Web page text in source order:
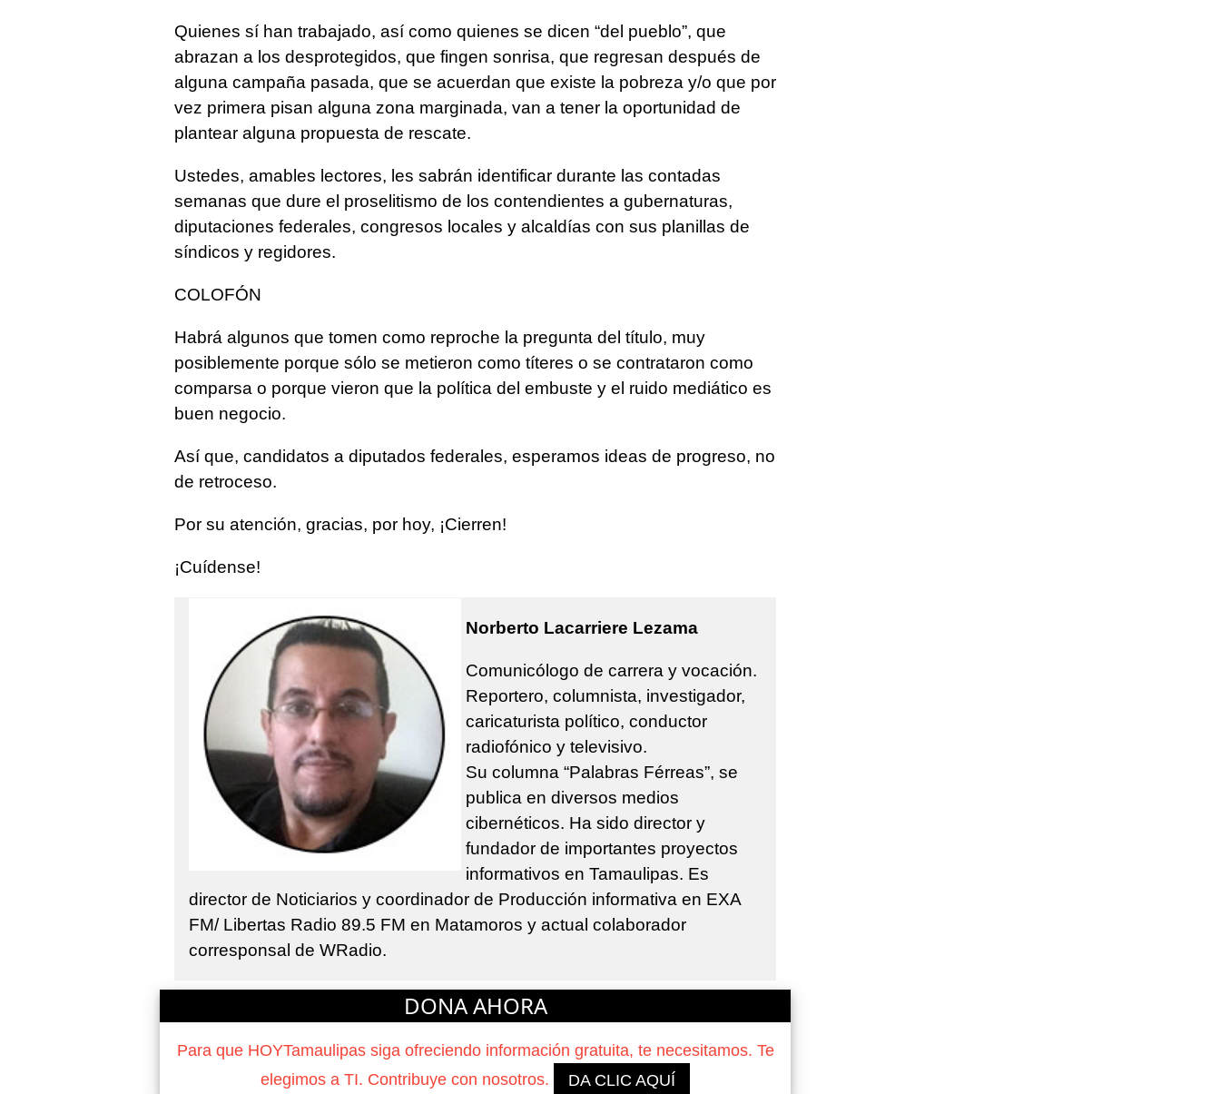
Quienes sí han trabajado, así como quienes se dicen “del pueblo”, que
abrazan a los desprotegidos, que fingen sonrisa, que regresan después de
alguna campaña pasada, que se acuerdan que existe la pobreza y/o que por
vez primera pisan alguna zona marginada, van a tener la oportunidad de
plantear alguna propuesta de rescate.
Ustedes, amables lectores, les sabrán identificar durante las contadas
semanas que dure el proselitismo de los contendientes a gubernaturas,
diputaciones federales, congresos locales y alcaldías con sus planillas de
síndicos y regidores.
COLOFÓN
Habrá algunos que tomen como reproche la pregunta del título, muy
posiblemente porque sólo se metieron como títeres o se contrataron como
comparsa o porque vieron que la política del embuste y el ruido mediático es
buen negocio.
Así que, candidatos a diputados federales, esperamos ideas de progreso, no
de retroceso.
Por su atención, gracias, por hoy, ¡Cierren!
¡Cuídense!
Norberto Lacarriere Lezama
Comunicólogo de carrera y vocación.
Reportero, columnista, investigador,
caricaturista político, conductor
radiofónico y televisivo.
Su columna “Palabras Férreas”, se
publica en diversos medios
cibernéticos. Ha sido director y
fundador de importantes proyectos
informativos en Tamaulipas. Es
director de Noticiarios y coordinador de Producción informativa en EXA
FM/ Libertas Radio 89.5 FM en Matamoros y actual colaborador
corresponsal de WRadio.
DONA AHORA
Para que HOYTamaulipas siga ofreciendo información gratuita, te necesitamos. Te
elegimos a TI. Contribuye con nosotros.
DA CLIC AQUÍ